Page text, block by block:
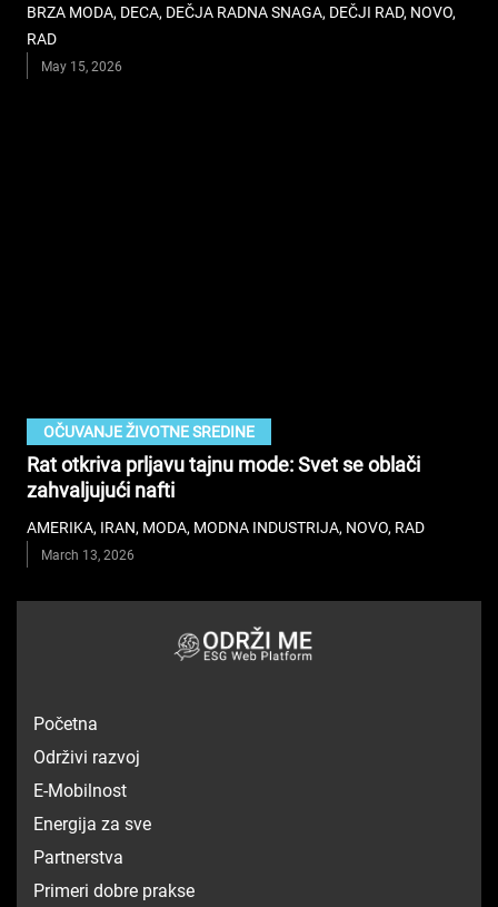
BRZA MODA, DECA, DEČJA RADNA SNAGA, DEČJI RAD, NOVO,
RAD
May 15, 2026
OČUVANJE ŽIVOTNE SREDINE
Rat otkriva prljavu tajnu mode: Svet se oblači
zahvaljujući nafti
AMERIKA, IRAN, MODA, MODNA INDUSTRIJA, NOVO, RAD
March 13, 2026
Početna
Održivi razvoj
E-Mobilnost
Energija za sve
Partnerstva
Primeri dobre prakse